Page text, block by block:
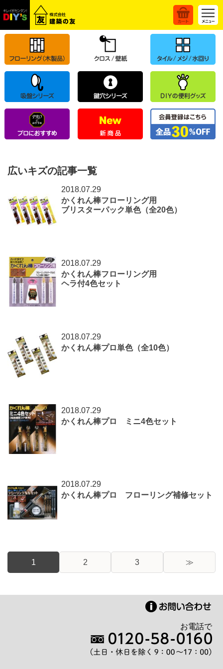
広いキズの記事一覧
2018.07.29
かくれん棒フローリング用
ブリスターパック単色（全20色）
2018.07.29
かくれん棒フローリング用
ヘラ付4色セット
2018.07.29
かくれん棒プロ単色（全10色）
2018.07.29
かくれん棒プロ ミニ4色セット
2018.07.29
かくれん棒プロ フローリング補修セット
1 2 3 ≫
お電話で